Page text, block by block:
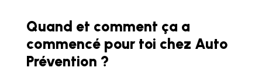
Quand et comment ça a
commencé pour toi chez Auto
Prévention ?